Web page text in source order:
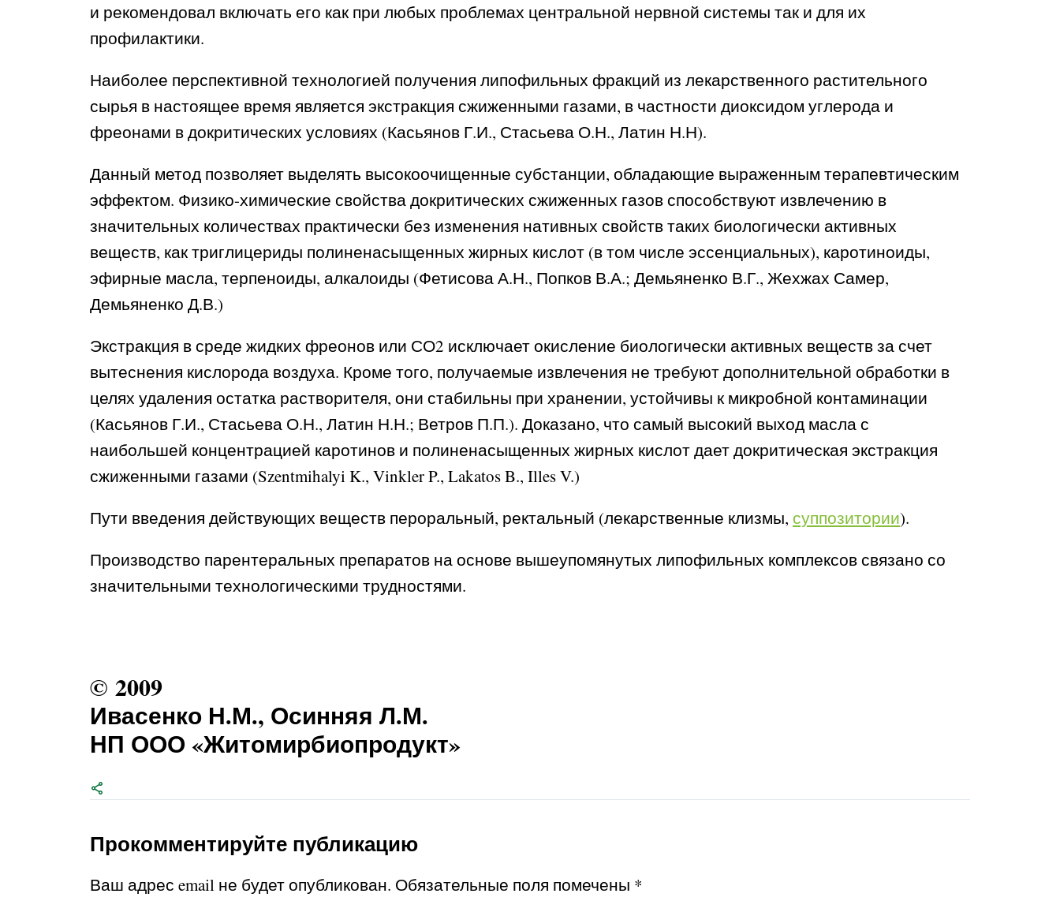
и рекомендовал включать его как при любых проблемах центральной нервной системы так и для их
профилактики.
Наиболее перспективной технологией получения липофильных фракций из лекарственного растительного
сырья в настоящее время является экстракция сжиженными газами, в частности диоксидом углерода и
фреонами в докритических условиях (Касьянов Г.И., Стасьева О.Н., Латин Н.Н).
Данный метод позволяет выделять высокоочищенные субстанции, обладающие выраженным терапевтическим
эффектом. Физико-химические свойства докритических сжиженных газов способствуют извлечению в
значительных количествах практически без изменения нативных свойств таких биологически активных
веществ, как триглицериды полиненасыщенных жирных кислот (в том числе эссенциальных), каротиноиды,
эфирные масла, терпеноиды, алкалоиды (Фетисова А.Н., Попков В.А.; Демьяненко В.Г., Жехжах Самер,
Демьяненко Д.В.)
Экстракция в среде жидких фреонов или СО2 исключает окисление биологически активных веществ за счет
вытеснения кислорода воздуха. Кроме того, получаемые извлечения не требуют дополнительной обработки в
целях удаления остатка растворителя, они стабильны при хранении, устойчивы к микробной контаминации
(Касьянов Г.И., Стасьева О.Н., Латин Н.Н.; Ветров П.П.). Доказано, что самый высокий выход масла с
наибольшей концентрацией каротинов и полиненасыщенных жирных кислот дает докритическая экстракция
сжиженными газами (Szentmihalyi K., Vinkler P., Lakatos B., Illes V.)
Пути введения действующих веществ пероральный, ректальный (лекарственные клизмы, суппозитории).
Производство парентеральных препаратов на основе вышеупомянутых липофильных комплексов связано со
значительными технологическими трудностями.
© 2009
Ивасенко Н.М., Осинняя Л.М.
НП ООО «Житомирбиопродукт»
Прокомментируйте публикацию
Ваш адрес email не будет опубликован. Обязательные поля помечены *